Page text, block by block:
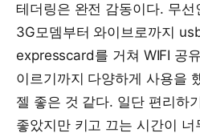
테더링은 완전 감동이다. 무
3G모뎀부터 와이브로까지
expresscard를 거쳐 WIFI 공
이르기까지 다양하게 사용을
젤 좋은 것 같다. 일단 편리하
좋았지만 키고 끄는 시간이